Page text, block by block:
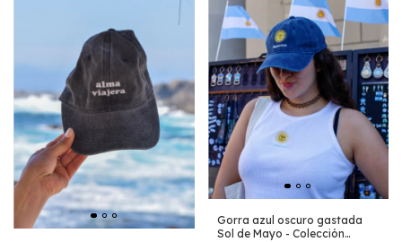
Gorra azul oscuro gastada
Sol de Mayo - Colección